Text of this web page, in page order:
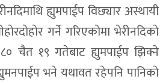
ह्युमपाईप विछ्यार अस्थायी
गर्ने गरिएकाेमा भेरीनदिकाे
चैत १९ गतेबाट ह्युमपाईप झिक्ने
भने यथावत रहेपनि पानिकाे